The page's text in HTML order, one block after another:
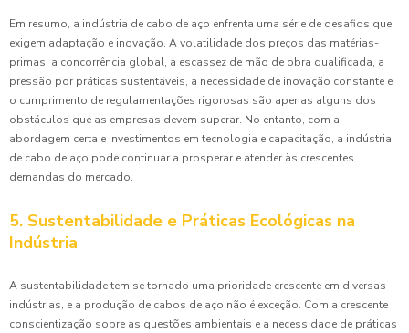
Em resumo, a indústria de cabo de aço enfrenta uma série de desafios que
exigem adaptação e inovação. A volatilidade dos preços das matérias-
primas, a concorrência global, a escassez de mão de obra qualificada, a
pressão por práticas sustentáveis, a necessidade de inovação constante e
o cumprimento de regulamentações rigorosas são apenas alguns dos
obstáculos que as empresas devem superar. No entanto, com a
abordagem certa e investimentos em tecnologia e capacitação, a indústria
de cabo de aço pode continuar a prosperar e atender às crescentes
demandas do mercado.
5. Sustentabilidade e Práticas Ecológicas na
Indústria
A sustentabilidade tem se tornado uma prioridade crescente em diversas
indústrias, e a produção de cabos de aço não é exceção. Com a crescente
conscientização sobre as questões ambientais e a necessidade de práticas